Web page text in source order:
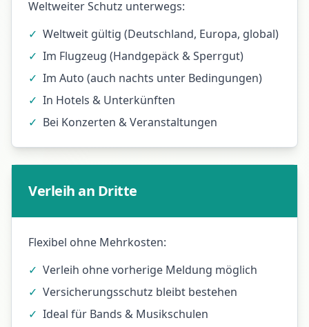
Weltweiter Schutz unterwegs:
✓ Weltweit gültig (Deutschland, Europa, global)
✓ Im Flugzeug (Handgepäck & Sperrgut)
✓ Im Auto (auch nachts unter Bedingungen)
✓ In Hotels & Unterkünften
✓ Bei Konzerten & Veranstaltungen
Verleih an Dritte
Flexibel ohne Mehrkosten:
✓ Verleih ohne vorherige Meldung möglich
✓ Versicherungsschutz bleibt bestehen
✓ Ideal für Bands & Musikschulen